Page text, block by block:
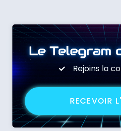
Le Telegram
Rejoins la
RECEVOIR